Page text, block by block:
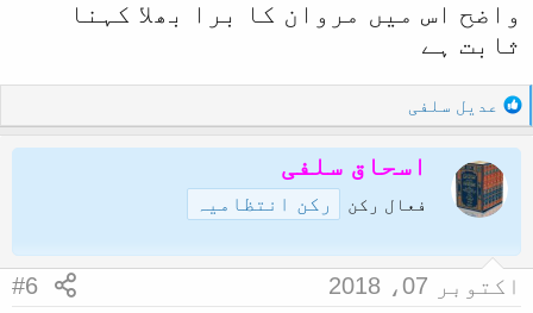
واضح اس میں مروان کا برا بھلا کہنا
ثابت ہے
R
e
a
c
t
o
n
عدیل سلفی
اسحاق سلفی
فعال رکن رکن انتظامیہ
اکتوبر 07، 2018 #6